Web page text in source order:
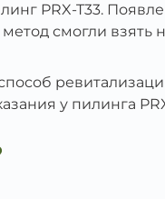
PRX-T33.
смогли взять
у пилинга